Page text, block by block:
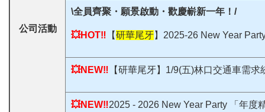
公司活動
\全員齊聚・願景啟動・歡慶嶄新一年！/
💥HOT‼️ 【研華尾牙】2025-26 New Year
💥NEW‼️ 【研華尾牙】1/9(五)林口交通車需求
💥NEW‼️2025 - 2026 New Year Party 「年度